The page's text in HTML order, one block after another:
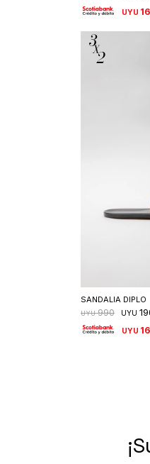
UYU
SANDALIA DIPLO
UYU 990 UYU
UYU